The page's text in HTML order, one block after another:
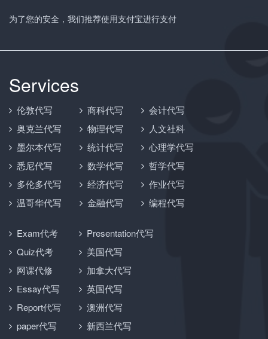
为了您的安全，我们推荐使用支付宝进行支付
Services
伦敦代写
奥克兰代写
墨尔本代写
悉尼代写
多伦多代写
温哥华代写
商科代写
物理代写
统计代写
数学代写
经济代写
金融代写
会计代写
人文社科
心理学代写
哲学代写
作业代写
编程代写
Exam代考
Quiz代考
网课代修
Essay代写
Report代写
paper代写
Presentation代写
美国代写
加拿大代写
英国代写
澳洲代写
新西兰代写